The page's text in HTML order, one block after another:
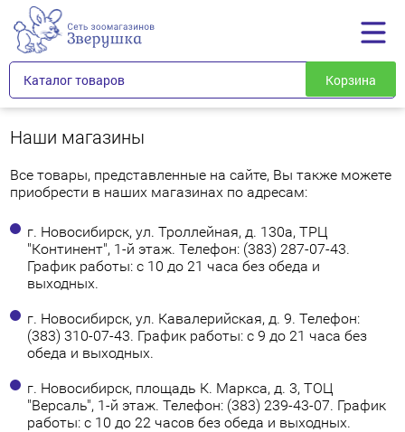
Каталог товаров Корзина
Наши магазины
Все товары, представленные на сайте, Вы также можете
приобрести в наших магазинах по адресам:
г. Новосибирск, ул. Троллейная, д. 130а, ТРЦ
"Континент", 1-й этаж. Телефон: (383) 287-07-43.
График работы: с 10 до 21 часа без обеда и
выходных.
г. Новосибирск, ул. Кавалерийская, д. 9. Телефон:
(383) 310-07-43. График работы: с 9 до 21 часа без
обеда и выходных.
г. Новосибирск, площадь К. Маркса, д. 3, ТОЦ
"Версаль", 1-й этаж. Телефон: (383) 239-43-07. График
работы: с 10 до 22 часов без обеда и выходных.